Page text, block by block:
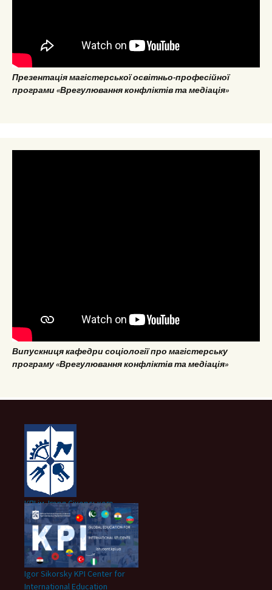
Презентація магістерської освітньо-професійної
програми «Врегулювання конфліктів та медіація»
Випускниця кафедри соціології про магістерську
програму «Врегулювання конфліктів та медіація»
КПІ ім. Ігоря Сікорського
Igor Sikorsky KPI Center for
International Education